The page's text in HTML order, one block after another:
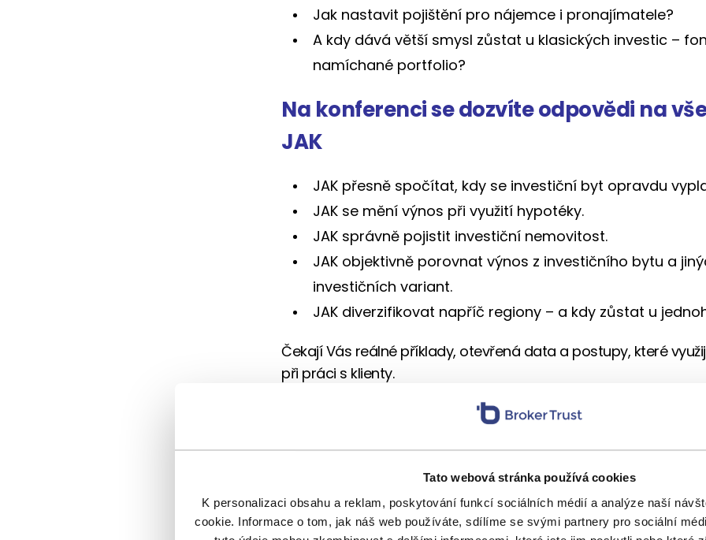
Tato webová stránka používá cookies
K personalizaci obsahu a reklam, poskytování funkcí sociálních médií a analýze naší
cookie. Informace o tom, jak náš web používáte, sdílíme se svými partnery pro sociální
Jak nastavit pojištění pro nájemce i pronajímatele?
A kdy dává větší smysl zůstat u klasických investic –
namíchané portfolio?
Na konferenci se dozvíte odpovědi na
JAK
JAK přesně spočítat, kdy se investiční byt opravdu
JAK se mění výnos při využití hypotéky.
JAK správně pojistit investiční nemovitost.
JAK objektivně porovnat výnos z investičního bytu a
investičních variant.
JAK diverzifikovat napříč regiony – a kdy zůstat u
Čekají Vás reálné příklady, otevřená data a postupy, které
při práci s klienty.
Sleva na vstupenku
Dojednali jsme pro Vás – naše poradce50% exkluzivní slevu
pokud se zaregistrujetedo 14. ledna. Zvýhodněnou vstupenku
natrefdata.cz/konference . Stačí zadatslevový kód TREF_BT.